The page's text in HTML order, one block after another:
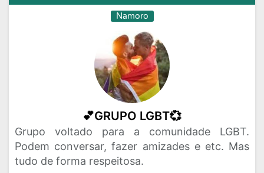
Namoro
💕GRUPO LGBT💞
Grupo voltado para a comunidade LGBT.
Podem conversar, fazer amizades e etc. Mas
tudo de forma respeitosa.